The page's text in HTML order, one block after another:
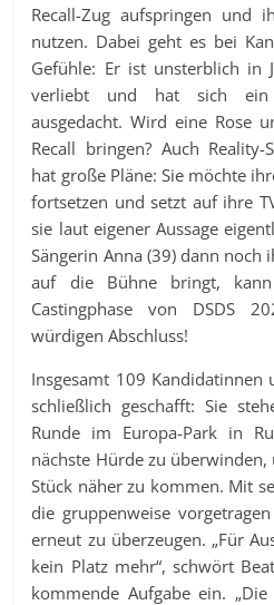
Recall-Zug aufspringen und
nutzen. Dabei geht es bei
Gefühle: Er ist unsterblich in
verliebt und hat sich ein
ausgedacht. Wird eine Rose
Recall bringen? Auch Reality-
hat große Pläne: Sie möchte
fortsetzen und setzt auf ihre
sie laut eigener Aussage
Sängerin Anna (39) dann
auf die Bühne bringt,
Castingphase von DSDS
würdigen Abschluss!
Insgesamt 109 Kandidatinnen
schließlich geschafft: Sie
Runde im Europa-Park in
nächste Hürde zu
Stück näher zu kommen. Mit
die gruppenweise
erneut zu überzeugen. „Für
kein Platz mehr“, schwört
kommende Aufgabe ein.